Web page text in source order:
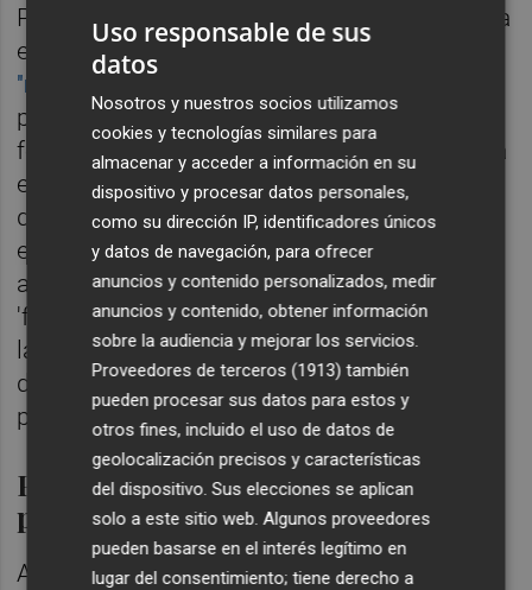
Podem se aventuran ya a señalar a la síndica
en Les Corts,Naiara Davó,como el relevo
"natural"
pretensión desde distintos sectores de la
formación es que no se repita una asamblea
en los mismos términos que la anterior,
donde se presentaron varios candidatos, no
es seguro que sólo vaya a presentarse un
aspirante y vuelvan a aflorar las distintas
'familias' de Podemos como antaño, si bien
la exsenadoraPilar Limatodavía no ha
determinado si optará o no a dirigir el
partido.
Podem València, once meses en
paro
Ahora bien, la estructura autonómica no es
Uso responsable de sus
datos
Nosotros y nuestros socios utilizamos
cookies y tecnologías similares para
almacenar y acceder a información en su
dispositivo y procesar datos personales,
como su dirección IP, identificadores únicos
y datos de navegación, para ofrecer
anuncios y contenido personalizados, medir
anuncios y contenido, obtener información
sobre la audiencia y mejorar los servicios.
Proveedores de terceros (1913) también
pueden procesar sus datos para estos y
otros fines, incluido el uso de datos de
geolocalización precisos y características
del dispositivo. Sus elecciones se aplican
solo a este sitio web. Algunos proveedores
pueden basarse en el interés legítimo en
lugar del consentimiento; tiene derecho a